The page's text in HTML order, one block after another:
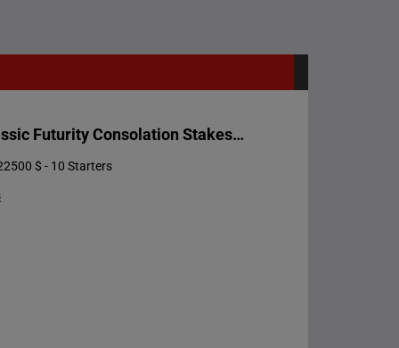
Desert Classic Futurity Consolation Stakes (stakes)
$ - 10 Starters